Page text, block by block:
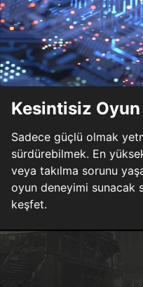
Kesintisiz
Sadece güçlü olmak
sürdürebilmek. En
veya takılma sorunu
oyun deneyimi sunacak
keşfet.